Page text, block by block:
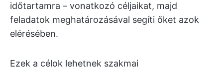
időtartamra – vonatkozó céljaikat, majd
feladatok meghatározásával segíti őket azok
elérésében.
Ezek a célok lehetnek szakmai